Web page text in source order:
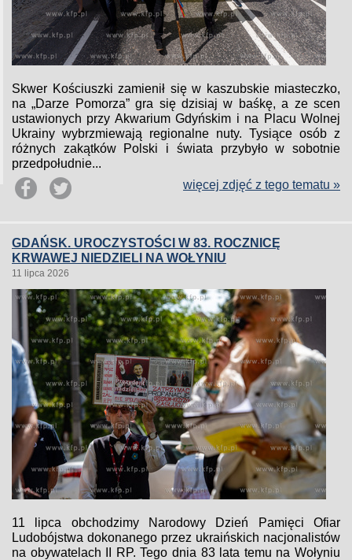
Skwer Kościuszki zamienił się w kaszubskie miasteczko,
na „Darze Pomorza” gra się dzisiaj w baśkę, a ze scen
ustawionych przy Akwarium Gdyńskim i na Placu Wolnej
Ukrainy wybrzmiewają regionalne nuty. Tysiące osób z
różnych zakątków Polski i świata przybyło w sobotnie
przedpołudnie...
więcej zdjęć z tego tematu »
GDAŃSK. UROCZYSTOŚCI W 83. ROCZNICĘ
KRWAWEJ NIEDZIELI NA WOŁYNIU
11 lipca 2026
11 lipca obchodzimy Narodowy Dzień Pamięci Ofiar
Ludobójstwa dokonanego przez ukraińskich nacjonalistów
na obywatelach II RP. Tego dnia 83 lata temu na Wołyniu